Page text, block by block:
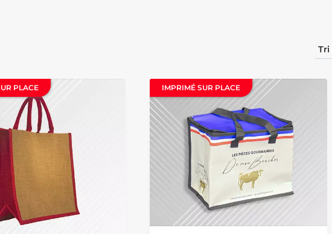
PLACE
PLACE IMPRIMÉ SUR PLACE
IMPRIMÉ SUR PLACE